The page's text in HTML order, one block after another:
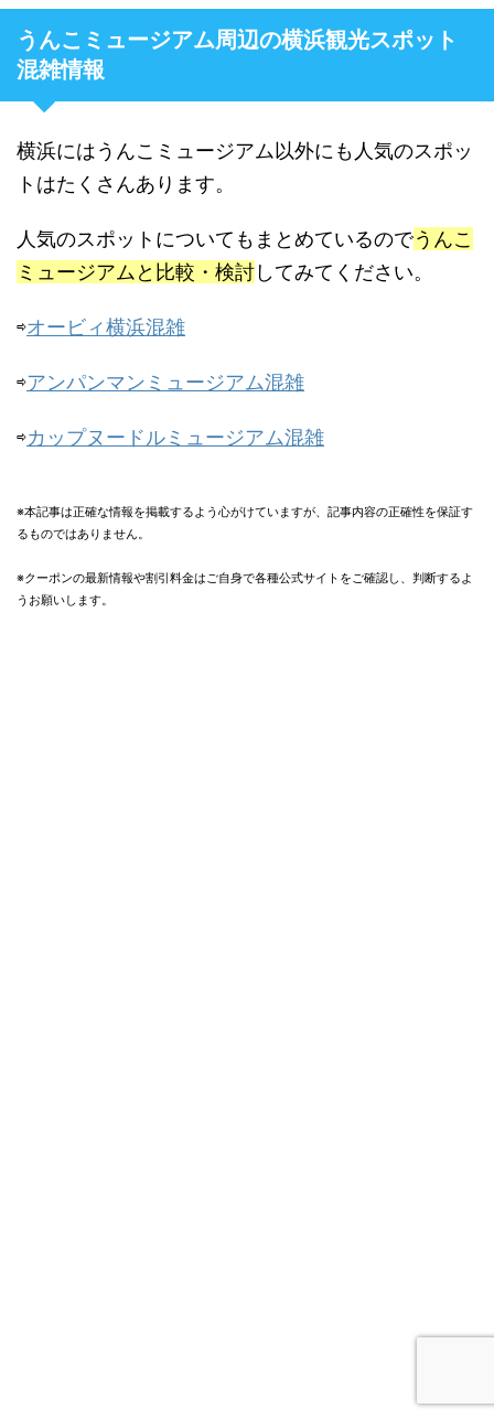
うんこミュージアム周辺の横浜観光スポット
混雑情報
横浜にはうんこミュージアム以外にも人気のスポッ
トはたくさんあります。
人気のスポットについてもまとめているのでうんこ
ミュージアムと比較・検討してみてください。
⇨オービィ横浜混雑
⇨アンパンマンミュージアム混雑
⇨カップヌードルミュージアム混雑
※本記事は正確な情報を掲載するよう心がけていますが、記事内容の正確性を保証す
るものではありません。
※クーポンの最新情報や割引料金はご自身で各種公式サイトをご確認し、判断するよ
うお願いします。